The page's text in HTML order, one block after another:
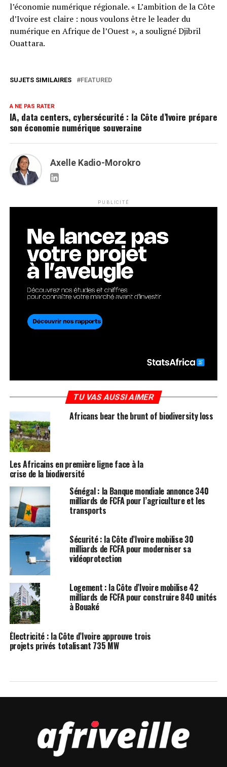
l’économie numérique régionale. « L’ambition de la Côte
d’Ivoire est claire : nous voulons être le leader du
numérique en Afrique de l’Ouest », a souligné Djibril
Ouattara.
SUJETS SIMILAIRES FEATURED
A NE PAS RATER
IA, data centers, cybersécurité : la Côte d’Ivoire prépare
son économie numérique souveraine
Axelle Kadio-Morokro
PUBLICITÉ
TU VAS AUSSI AIMER
Africans bear the brunt of biodiversity loss
Les Africains en première ligne face à la
crise de la biodiversité
Sénégal : la Banque mondiale annonce 340
milliards de FCFA pour l’agriculture et les
transports
Sécurité : la Côte d’Ivoire mobilise 30
milliards de FCFA pour moderniser sa
vidéoprotection
Logement : la Côte d’Ivoire mobilise 42
milliards de FCFA pour construire 840 unités
à Bouaké
Électricité : la Côte d’Ivoire approuve trois
projets privés totalisant 735 MW